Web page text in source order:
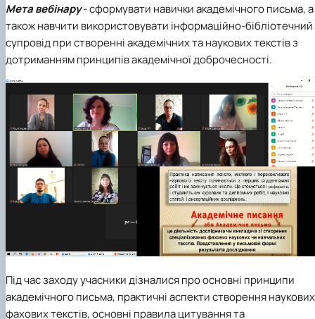
Мета вебінару- сформувати навички академічного письма, а
також навчити використовувати інформаційно-бібліотечний
супровід при створенні академічних та наукових текстів з
дотриманням принципів академічної доброчесності.
Під час заходу учасники дізналися про основні принципи
академічного письма, практичні аспекти створення наукових
фахових текстів, основні правила цитування та